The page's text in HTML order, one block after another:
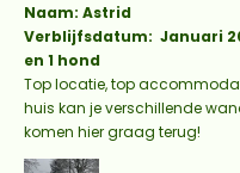
Naam: Astrid
Verblijfsdatum: Januari
en 1 hond
Top locatie, top
huis kan je verschillende
komen hier graag terug!